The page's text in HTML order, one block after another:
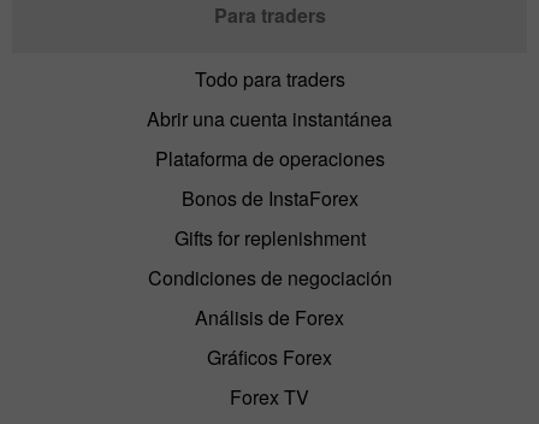
Para traders
Todo para traders
Abrir una cuenta instantánea
Plataforma de operaciones
Bonos de InstaForex
Gifts for replenishment
Condiciones de negociación
Análisis de Forex
Gráficos Forex
Forex TV